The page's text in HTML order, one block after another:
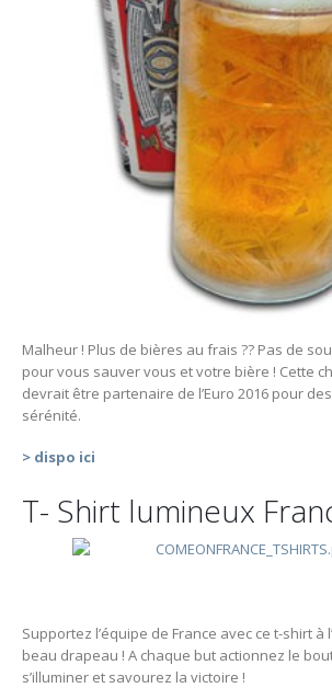
Malheur ! Plus de bières au frais ?? Pas de
pour vous sauver vous et votre bière ! Cette
devrait être partenaire de l’Euro 2016 pour
sérénité.
> dispo ici
T- Shirt lumineux
Supportez l’équipe de France avec ce t-shirt à
beau drapeau ! A chaque but actionnez le
s’illuminer et savourez la victoire !